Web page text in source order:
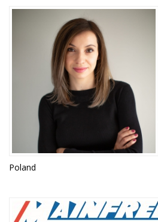
Poland